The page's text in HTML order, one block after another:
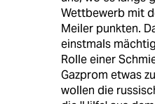
Wettbewerb mit
Meiler punkten.
einstmals
Rolle einer
Gazprom etwas
wollen die